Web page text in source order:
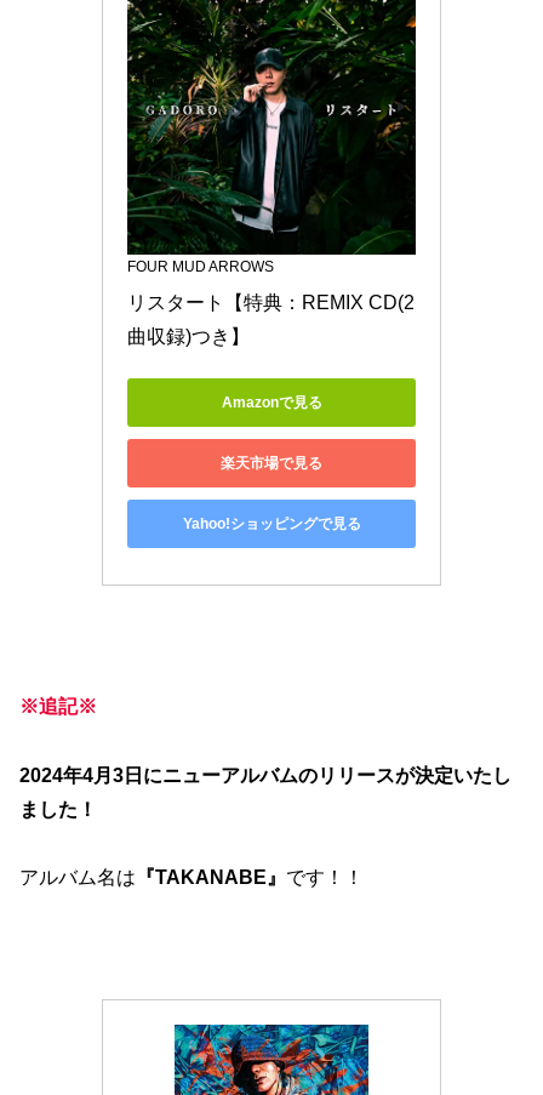
FOUR MUD ARROWS
リスタート【特典：REMIX CD(2
曲収録)つき】
Amazonで見る
楽天市場で見る
Yahoo!ショッピングで見る
※追記※
2024年4月3日にニューアルバムのリリースが決定いたし
ました！
アルバム名は 『TAKANABE』 です！！